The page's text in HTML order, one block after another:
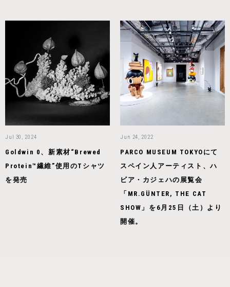
Jul 30, 2024
Goldwin 0、新素材“Brewed
Protein™繊維”使用のTシャツ
を発売
Jun 24, 2022
PARCO MUSEUM TOKYOにて
スペイン人アーティスト、ハ
ビア・カジェハの展覧会
「MR.GÜNTER, THE CAT
SHOW」を6月25日（土）より
開催。